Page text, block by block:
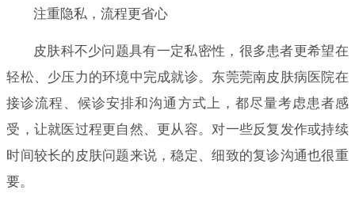
注重隐私，流程更省心
皮肤科不少问题具有一定私密性，很多患者更希望在
轻松、少压力的环境中完成就诊。东莞莞南皮肤病医院在
接诊流程、候诊安排和沟通方式上，都尽量考虑患者感
受，让就医过程更自然、更从容。对一些反复发作或持续
时间较长的皮肤问题来说，稳定、细致的复诊沟通也很重
要。